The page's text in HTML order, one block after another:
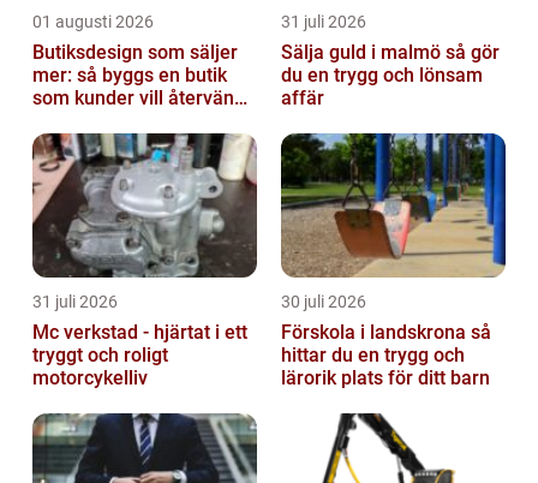
01 augusti 2026
Butiksdesign som säljer
mer: så byggs en butik
som kunder vill återvända
31 juli 2026
Sälja guld i malmö så gör
du en trygg och lönsam
affär
31 juli 2026
Mc verkstad - hjärtat i ett
tryggt och roligt
motorcykelliv
30 juli 2026
Förskola i landskrona så
hittar du en trygg och
lärorik plats för ditt barn